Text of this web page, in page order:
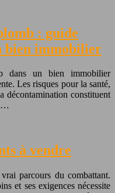
: guide
bien immobilier
dans un bien immobilier
Les risques pour la santé,
décontamination constituent
à vendre
parcours du combattant.
et ses exigences nécessite